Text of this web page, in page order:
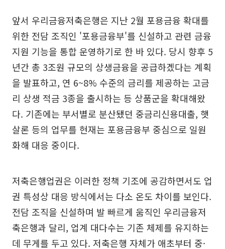
앞서 우리금융저축은행은 지난 2월 포용금융 확대를
위한 전담 조직인 '포용금융부'를 신설하고 관련 금융
지원 기능을 통합 운영하기로 한 바 있다. 당시 향후 5
년간 총 3조원 규모의 상생금융을 공급하겠다는 계획
을 발표하고, 연 6~8% 수준의 금리를 제공하는 고금
리 상생 적금 3종을 출시하는 등 상품군을 확대해왔
다. 기존에는 부서별로 분산됐던 중금리신용대출, 햇
살론 등의 업무를 현재는 포용금융부 중심으로 일원
화해 대응 중이다.
저축은행업권은 이러한 정책 기조에 공감하면서도 업
권 특성상 대응 방식에서는 다소 온도 차이를 보인다.
전담 조직을 신설하며 발 빠르게 움직인 우리금융저
축은행과 달리, 업계 대다수는 기존 체제를 유지하는
데 무게를 두고 있다. 저축은행 자체가 애초부터 중·